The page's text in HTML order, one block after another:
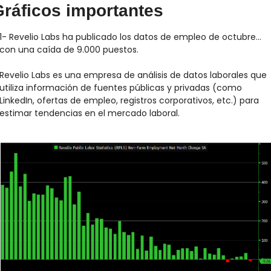
importantes
Revelio Labs ha publicado los datos de empleo de octubre…
una caída de 9.000 puestos.
Labs es una empresa de análisis de datos laborales que
información de fuentes públicas y privadas (como
ofertas de empleo, registros corporativos, etc.) para
tendencias en el mercado laboral.